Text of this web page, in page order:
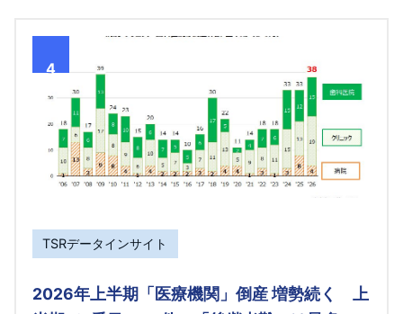
4
TSRデータインサイト
2026年上半期「医療機関」倒産 増勢続く 上